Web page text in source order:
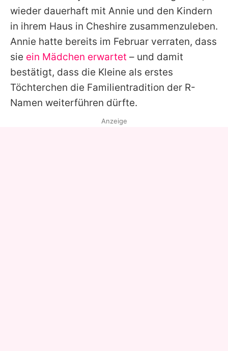
wieder dauerhaft mit Annie und den Kindern
in ihrem Haus in Cheshire zusammenzuleben.
Annie hatte bereits im Februar verraten, dass
sie ein Mädchen erwartet – und damit
bestätigt, dass die Kleine als erstes
Töchterchen die Familientradition der R-
Namen weiterführen dürfte.
Anzeige